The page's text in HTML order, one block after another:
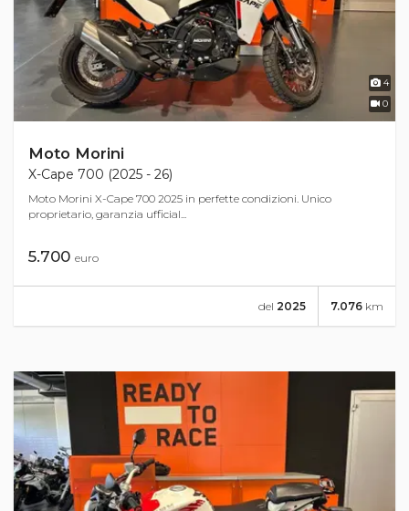
4
0
Moto Morini
X-Cape 700 (2025 - 26)
Moto Morini X-Cape 700 2025 in perfette condizioni. Unico
proprietario, garanzia ufficial...
5.700 euro
7.076 km
del 2025